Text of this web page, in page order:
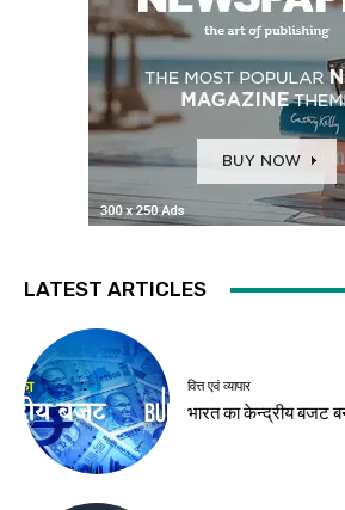
LATEST ARTICLES
वित्त एवं व्यापार
भारत का केन्द्रीय बजट